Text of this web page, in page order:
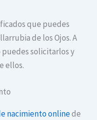
que puedes
de los Ojos. A
solicitarlos y
ellos.
nacimiento onlinede